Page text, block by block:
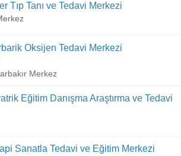
Tıp Tanı ve Tedavi Merkezi
Oksijen Tedavi Merkezi
Merkez
Eğitim Danışma Araştırma ve Tedavi
Sanatla Tedavi ve Eğitim Merkezi